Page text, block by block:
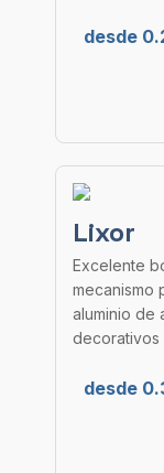
desde
Lixor
Excelente
mecanismo
aluminio de
decorativos
desde